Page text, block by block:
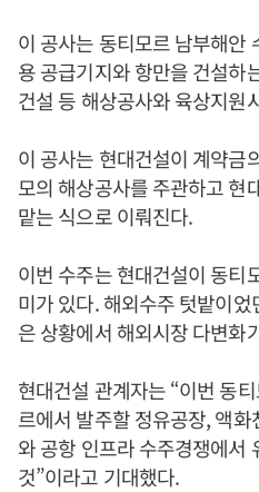
이 공사는 동티모르 남부해안
용 공급기지와 항만을 건설하
건설 등 해상공사와 육상지원
이 공사는 현대건설이 계약금
모의 해상공사를 주관하고 현
맡는 식으로 이뤄진다.
이번 수주는 현대건설이 동티
미가 있다. 해외수주 텃밭이
은 상황에서 해외시장 다변화
현대건설 관계자는 “이번 동
르에서 발주할 정유공장, 액
와 공항 인프라 수주경쟁에서
것”이라고 기대했다.